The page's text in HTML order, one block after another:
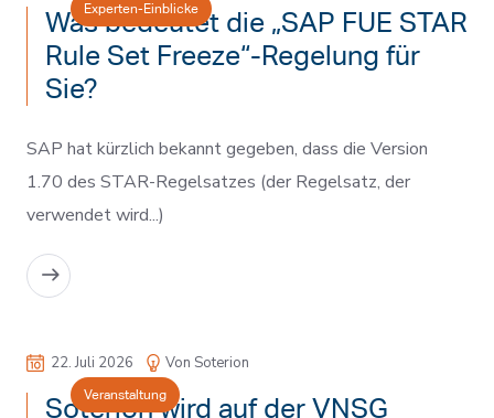
Experten-Einblicke
Was bedeutet die „SAP FUE STAR
Rule Set Freeze“-Regelung für
Sie?
SAP hat kürzlich bekannt gegeben, dass die Version
1.70 des STAR-Regelsatzes (der Regelsatz, der
verwendet wird...)
Veranstaltung
Von Soterion
22. Juli 2026
Soterion wird auf der VNSG